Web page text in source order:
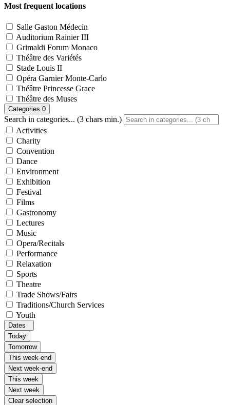
Most frequent locations
Salle Gaston Médecin
Auditorium Rainier III
Grimaldi Forum Monaco
Théâtre des Variétés
Stade Louis II
Opéra Garnier Monte-Carlo
Théâtre Princesse Grace
Théâtre des Muses
Categories 0
Search in categories... (3 chars min.)
Activities
Charity
Convention
Dance
Environment
Exhibition
Festival
Films
Gastronomy
Lectures
Music
Opera/Recitals
Performance
Relaxation
Sports
Theatre
Trade Shows/Fairs
Traditions/Church Services
Youth
Dates
Today
Tomorrow
This week-end
Next week-end
This week
Next week
Clear selection